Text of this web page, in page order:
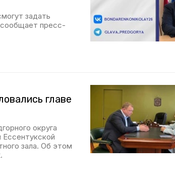
задать
пресс-
главе
округа
зала. Об этом